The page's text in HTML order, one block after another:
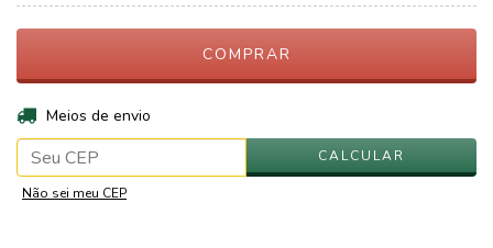
Entregas para o CEP:
Meios de envio
CALCULAR
Não sei meu CEP